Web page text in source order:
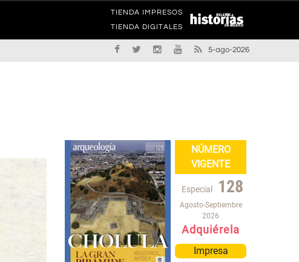
TIENDA IMPRESOS
TIENDA DIGITALES
5-ago-2026
NÚMERO
VIGENTE
Especial 128
Agosto-Septiembre
2026
Adquiérela
Impresa